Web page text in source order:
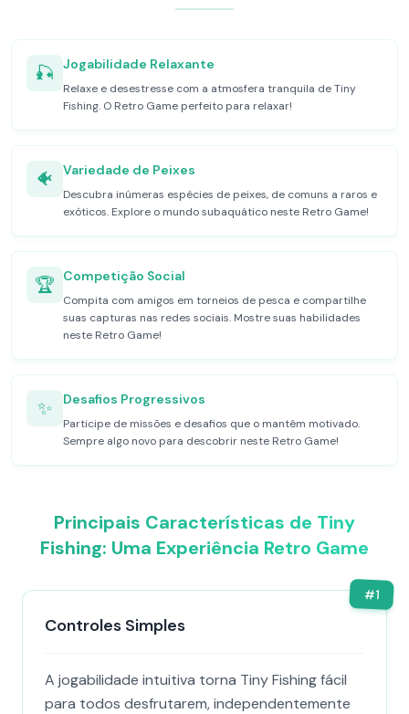
🎣 Jogabilidade Relaxante
Relaxe e desestresse com a atmosfera tranquila de Tiny
Fishing. O Retro Game perfeito para relaxar!
🐠 Variedade de Peixes
Descubra inúmeras espécies de peixes, de comuns a raros e
exóticos. Explore o mundo subaquático neste Retro Game!
🏆 Competição Social
Compita com amigos em torneios de pesca e compartilhe
suas capturas nas redes sociais. Mostre suas habilidades
neste Retro Game!
✨ Desafios Progressivos
Participe de missões e desafios que o mantêm motivado.
Sempre algo novo para descobrir neste Retro Game!
Principais Características de Tiny
Fishing: Uma Experiência Retro Game
#1
Controles Simples
A jogabilidade intuitiva torna Tiny Fishing fácil
para todos desfrutarem, independentemente